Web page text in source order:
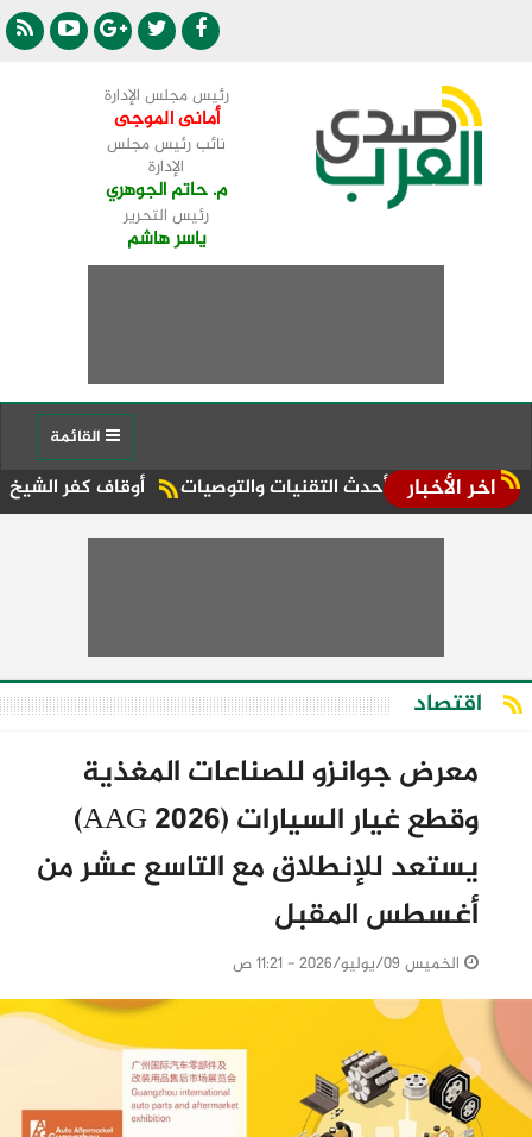
رئيس مجلس الإدارة
أمانى الموجى
نائب رئيس مجلس
الإدارة
م. حاتم الجوهري
رئيس التحرير
ياسر هاشم
اخر الأخبار أوقاف كفر الشيخ تنظم أحدث التقنيات والتوصيات
اقتصاد
معرض جوانزو للصناعات المغذية
وقطع غيار السيارات (AAG 2026)
يستعد للإنطلاق مع التاسع عشر من
أغسطس المقبل
الخميس 09/يوليو/2026 - 11:21 ص